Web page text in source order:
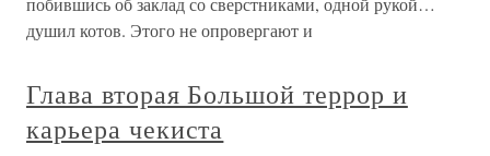
душил котов. Этого не опровергают и
Глава вторая Большой террор и
карьера чекиста